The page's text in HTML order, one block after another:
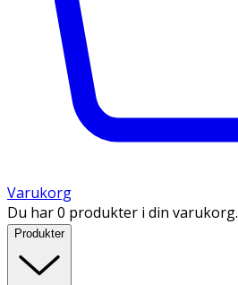
Varukorg
Du har 0 produkter i din varukorg.
Produkter